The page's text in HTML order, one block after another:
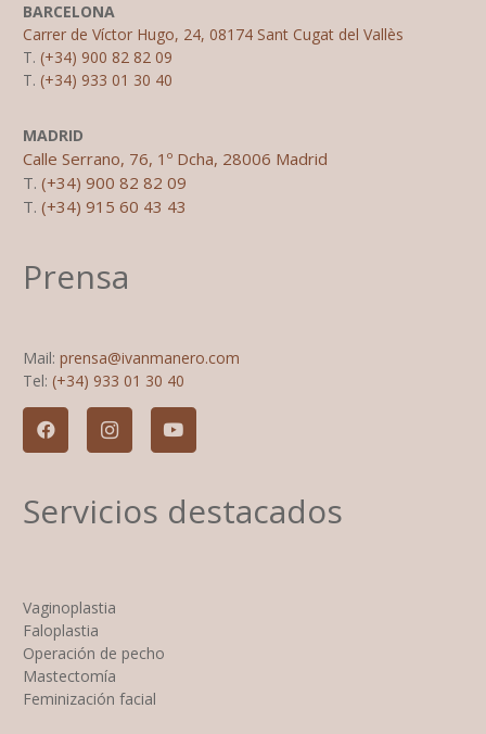
BARCELONA
Carrer de Víctor Hugo, 24, 08174 Sant Cugat del Vallès
T. (+34) 900 82 82 09
T. (+34) 933 01 30 40
MADRID
Calle Serrano, 76, 1º Dcha, 28006 Madrid
T. (+34) 900 82 82 09
T. (+34) 915 60 43 43
Prensa
Mail: prensa@ivanmanero.com
Tel: (+34) 933 01 30 40
Servicios destacados
Vaginoplastia
Faloplastia
Operación de pecho
Mastectomía
Feminización facial